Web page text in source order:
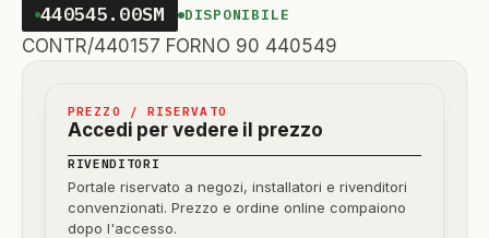
440545.00SM DISPONIBILE
CONTR/440157 FORNO 90 440549
PREZZO / RISERVATO
Accedi per vedere il prezzo
RIVENDITORI
Portale riservato a negozi, installatori e rivenditori
convenzionati. Prezzo e ordine online compaiono
dopo l'accesso.